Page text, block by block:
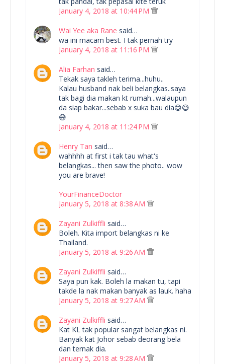
January 4, 2018 at 10:44 PM
Wai Yee aka Rane said…
wa ini macam best. I tak pernah try
January 4, 2018 at 11:16 PM
Alia Farhan said…
Tekak saya takleh terima...huhu..
Kalau husband nak beli belangkas..saya
tak bagi dia makan kt rumah...walaupun
da siap bakar...sebab x suka bau dia😅😅
😅
January 4, 2018 at 11:24 PM
Henry Tan said…
wahhhh at first i tak tau what's
belangkas... then saw the photo.. wow
you are brave!
YourFinanceDoctor
January 5, 2018 at 8:38 AM
Zayani Zulkiffli said…
Boleh. Kita import belangkas ni ke
Thailand.
January 5, 2018 at 9:26 AM
Zayani Zulkiffli said…
Saya pun kak. Boleh la makan tu, tapi
takde la nak makan banyak as lauk. haha
January 5, 2018 at 9:27 AM
Zayani Zulkiffli said…
Kat KL tak popular sangat belangkas ni.
Banyak kat Johor sebab deorang bela
dan ternak dia.
January 5, 2018 at 9:28 AM